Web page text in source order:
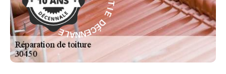
G
A
R
A
N
T
I
E D
É
C
E
N
N
A
L
E
-